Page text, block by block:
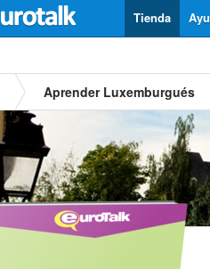
Tienda
Aprender Luxemburgués